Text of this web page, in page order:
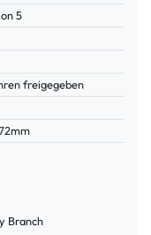
5
freigegeben
Branch